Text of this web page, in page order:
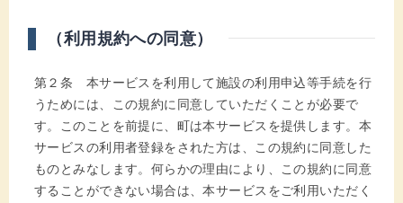
（利用規約への同意）
第２条 本サービスを利用して施設の利用申込等手続を行
うためには、この規約に同意していただくことが必要で
す。このことを前提に、町は本サービスを提供します。本
サービスの利用者登録をされた方は、この規約に同意した
ものとみなします。何らかの理由により、この規約に同意
することができない場合は、本サービスをご利用いただく